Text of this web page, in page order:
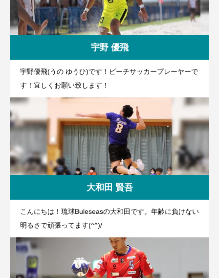
宇野 優飛
宇野優飛(うの ゆうひ)です！ビーチサッカープレーヤーで
す！宜しくお願い致します！
大和田 賢吾
こんにちは！琉球Buleseasの大和田です。年齢に負けない
明るさで頑張ってます(^^)/